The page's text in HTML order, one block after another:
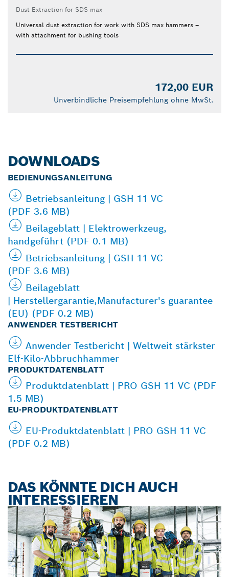
Dust Extraction for SDS max
Universal dust extraction for work with SDS max hammers –
with attachment for bushing tools
172,00 EUR
Unverbindliche Preisempfehlung ohne MwSt.
DOWNLOADS
BEDIENUNGSANLEITUNG
Betriebsanleitung | GSH 11 VC
(PDF 3.6 MB)
Beilageblatt | Elektrowerkzeug,
handgeführt (PDF 0.1 MB)
Betriebsanleitung | GSH 11 VC
(PDF 3.6 MB)
Beilageblatt
| Herstellergarantie,Manufacturer's guarantee
(EU) (PDF 0.2 MB)
ANWENDER TESTBERICHT
Anwender Testbericht | Weltweit stärkster
Elf-Kilo-Abbruchhammer
PRODUKTDATENBLATT
Produktdatenblatt | PRO GSH 11 VC (PDF
1.5 MB)
EU-PRODUKTDATENBLATT
EU-Produktdatenblatt | PRO GSH 11 VC
(PDF 0.2 MB)
DAS KÖNNTE DICH AUCH
INTERESSIEREN